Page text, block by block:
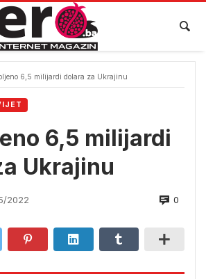
6,5 milijardi dolara za Ukrajinu
6,5 milijardi
Ukrajinu
2022 0